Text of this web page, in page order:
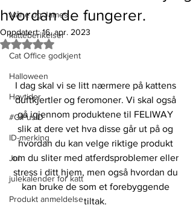
Måne og James
katteberikelser
Cat Office godkjent
Halloween
Høytider
#GiPusID
ID-merking
Jul
julekalender for katt
Produkt anmeldelse
hvordan de fungerer.
Oppdatert:16. apr. 2023
Gitt NaN av 5 stjerner.
I dag skal vi se litt nærmere på kattens
duftkjertler og feromoner. Vi skal også
gå igjennom produktene til FELIWAY
slik at dere vet hva disse går ut på og
hvordan du kan velge riktige produkt
om du sliter med atferdsproblemer eller
stress i ditt hjem, men også hvordan du
kan bruke de som et forebyggende
tiltak.